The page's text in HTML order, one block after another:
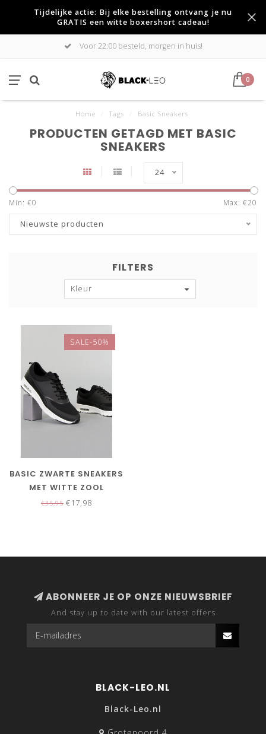
Tijdelijke actie: Bij elke bestelling ontvang je nu
GRATIS een witte boxershort cadeau!
Voor 22:00 besteld, morgen in huis!
0
Home Tags Basic Sneakers
PRODUCTEN GETAGD MET BASIC
SNEAKERS
24
Min: €0 Max: €20
Nieuwste producten
FILTERS
Kleur
SALE-50%
BASIC ZWARTE SNEAKERS
MET WITTE ZOOL
€35,95 €17,98
ABONNEER JE OP ONZE NIEUWSBRIEF
And stay up to date with our latest offers
BLACK-LEO.NL
Black-Leo.nl